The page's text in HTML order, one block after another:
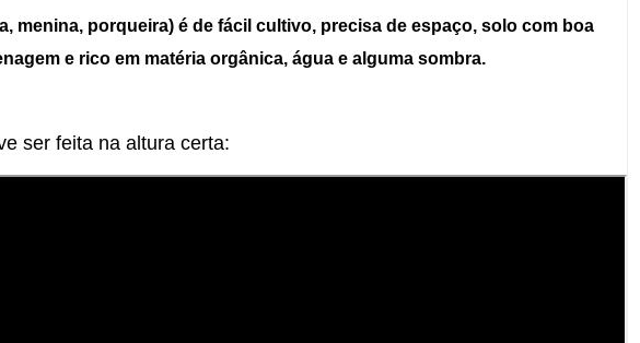
menina, porqueira) é de fácil cultivo, precisa de espaço, solo com boa
e rico em matéria orgânica, água e alguma sombra.
ser feita na altura certa: